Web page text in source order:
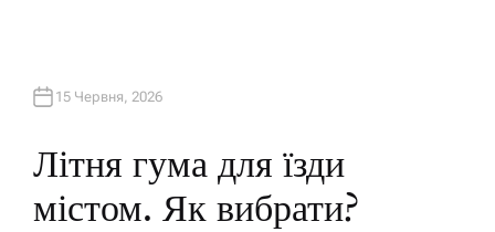
15 Червня, 2026
Літня гума для їзди
містом. Як вибрати?